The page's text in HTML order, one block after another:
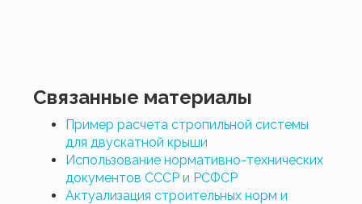
Связанные материалы
Пример расчета стропильной системы
для двускатной крыши
Использование нормативно-технических
документов СССР и РСФСР
Актуализация строительных норм и